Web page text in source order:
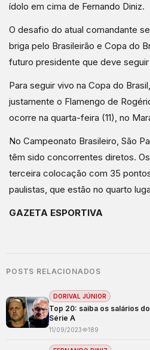
ídolo em cima de Fernando Diniz.
O desafio do atual comandante
briga pelo Brasileirão e Copa do
futuro presidente que deve
Para seguir vivo na Copa do
justamente o Flamengo de
ocorre na quarta-feira (11), no
No Campeonato Brasileiro, São
têm sido concorrentes diretos.
terceira colocação com 35
paulistas, que estão no quarto
GAZETA ESPORTIVA
POSTS RELACIONADOS
DORIVAL JÚNIOR
Top 20: saiba os salários
Série A
11/09/2023 189